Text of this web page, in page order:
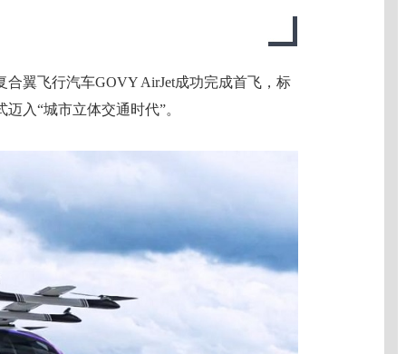
翼飞行汽车GOVY AirJet成功完成首飞，标
入“城市立体交通时代”。